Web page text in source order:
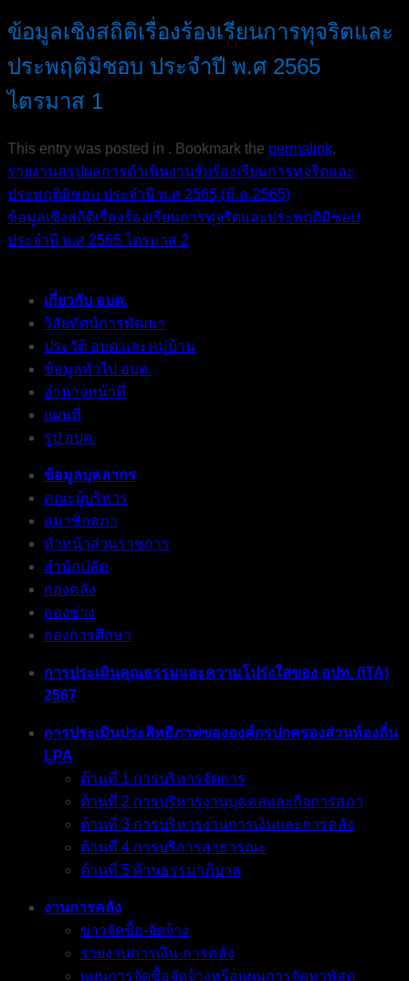
ข้อมูลเชิงสถิติเรื่องร้องเรียนการทุจริตและ
ประพฤติมิชอบ ประจำปี พ.ศ 2565
ไตรมาส 1
This entry was posted in . Bookmark the permalink.
รายงานสรุปผลการดำเนินงานรับร้องเรียนการทุจริตและ
ประพฤติมิชอบ ประจำปี พ.ศ 2565 (มี.ค.2565)
ข้อมูลเชิงสถิติเรื่องร้องเรียนการทุจริตและประพฤติมิชอบ
ประจำปี พ.ศ 2565 ไตรมาส 2
เกี่ยวกับ อบต.
วิสัยทัศน์การพัฒนา
ประวัติ อบต.และหมู่บ้าน
ข้อมูลทั่วไป อบต.
อำนาจหน้าที่
แผนที่
รูป อบต.
ข้อมูลบุคลากร
คณะผู้บริหาร
สมาชิกสภา
หัวหน้าส่วนราชการ
สำนักปลัด
กองคลัง
กองช่าง
กองการศึกษา
การประเมินคุณธรรมและความโปร่งใสของ อปท. (ITA)
2567
การประเมินประสิทธิภาพขององค์กรปกครองส่วนท้องถิ่น
LPA
ด้านที่ 1 การบริหารจัดการ
ด้านที่ 2 การบริหารงานบุคคลและกิจการสภา
ด้านที่ 3 การบริหารงานการเงินและการคลัง
ด้านที่ 4 การบริการสาธารณะ
ด้านที่ 5 ด้านธรรมาภิบาล
งานการคลัง
ข่าวจัดซื้อ-จัดจ้าง
รายงานการเงิน-การคลัง
แผนการจัดซื้อจัดจ้างหรือแผนการจัดหาพัสดุ